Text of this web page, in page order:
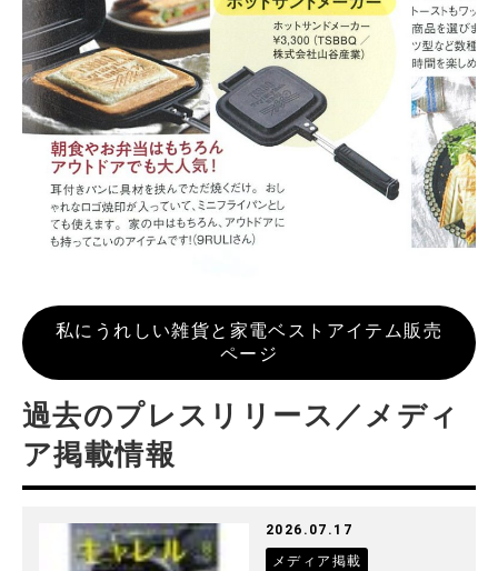
私にうれしい雑貨と家電ベストアイテム販売
ページ
過去のプレスリリース／メディ
ア掲載情報
2026.07.17
メディア掲載